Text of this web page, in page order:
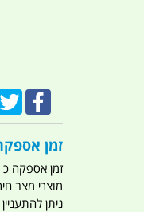
זמן
זמן אספקה כ 7 ימים לא כולל שבתות חגים ארועים חריגים מלחמות מגפה מתקפת טרור מתקפת מחשבים
מוצרי מצב
ניתן להתעניין